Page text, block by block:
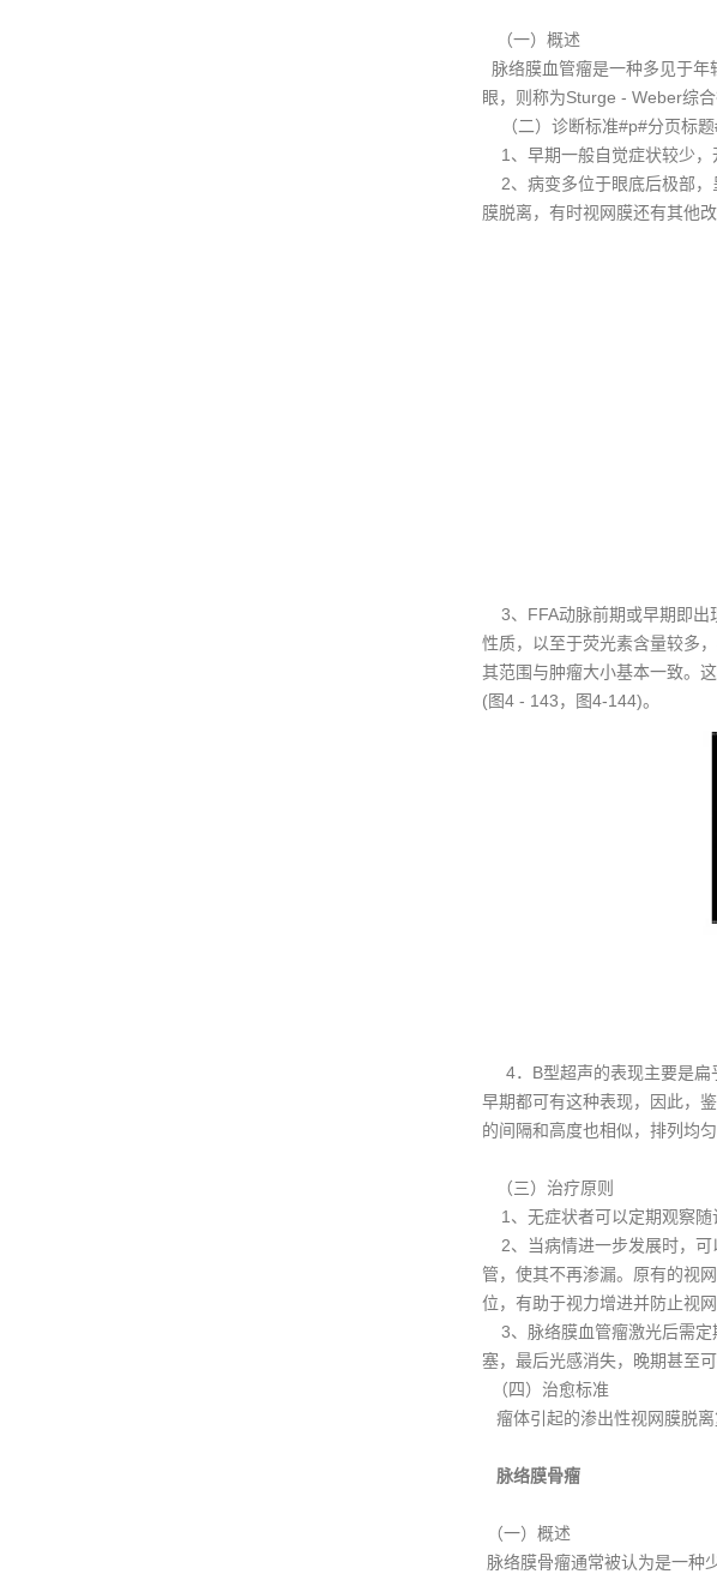
（一）概述
脉络膜血管瘤是一种多见于
眼，则称为Sturge - Weber综合
（二）诊断标准#p#分页标
1、早期一般自觉症状较少，
2、病变多位于眼底后极部，
膜脱离，有时视网膜还有其他
3、FFA动脉前期或早期即出
性质，以至于荧光素含量较多
其范围与肿瘤大小基本一致。
(图4 - 143，图4-144)。
4．B型超声的表现主要是扁
早期都可有这种表现，因此，
的间隔和高度也相似，排列均匀
（三）治疗原则
1、无症状者可以定期观察随
2、当病情进一步发展时，可
管，使其不再渗漏。原有的视
位，有助于视力增进并防止视网
3、脉络膜血管瘤激光后需定
塞，最后光感消失，晚期甚至
（四）治愈标准
瘤体引起的渗出性视网膜脱离
脉络膜骨瘤
（一）概述
脉络膜骨瘤通常被认为是一种